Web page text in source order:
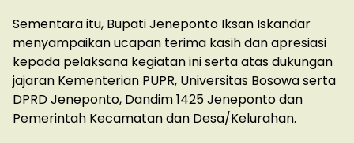
Sementara itu, Bupati Jeneponto Iksan Iskandar
menyampaikan ucapan terima kasih dan apresiasi
kepada pelaksana kegiatan ini serta atas dukungan
jajaran Kementerian PUPR, Universitas Bosowa serta
DPRD Jeneponto, Dandim 1425 Jeneponto dan
Pemerintah Kecamatan dan Desa/Kelurahan.